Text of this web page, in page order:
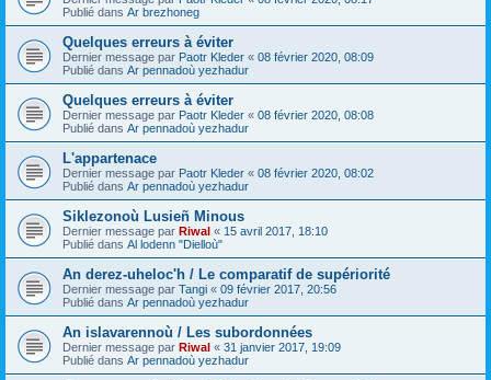
Publié dans Ar brezhoneg
Quelques erreurs à éviter
Dernier message par Paotr Kleder « 08 février 2020, 08:09
Publié dans Ar pennadoù yezhadur
Quelques erreurs à éviter
Dernier message par Paotr Kleder « 08 février 2020, 08:08
Publié dans Ar pennadoù yezhadur
L'appartenace
Dernier message par Paotr Kleder « 08 février 2020, 08:02
Publié dans Ar pennadoù yezhadur
Siklezonoù Lusieñ Minous
Dernier message par Riwal « 15 avril 2017, 18:10
Publié dans Al lodenn "Dielloù"
An derez-uheloc'h / Le comparatif de supériorité
Dernier message par Tangi « 09 février 2017, 20:56
Publié dans Ar pennadoù yezhadur
An islavarennoù / Les subordonnées
Dernier message par Riwal « 31 janvier 2017, 19:09
Publié dans Ar pennadoù yezhadur